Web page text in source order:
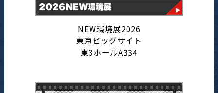
NEW環境展2026
東京ビッグサイト
東3ホールA334